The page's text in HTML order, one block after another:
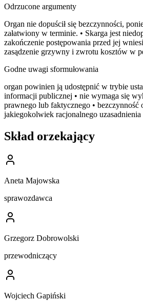
Odrzucone argumenty
Organ nie dopuścił się bezczynności,
załatwiony w terminie. • Skarga jest
zakończenie postępowania przed jej
zasądzenie grzywny i zwrotu kosztów w
Godne uwagi sformułowania
organ powinien ją udostępnić w trybie
informacji publicznej • nie wymaga się
prawnego lub faktycznego • bezczynność
jakiegokolwiek racjonalnego uzasadnienia
Skład orzekający
Aneta Majowska
sprawozdawca
Grzegorz Dobrowolski
przewodniczący
Wojciech Gapiński